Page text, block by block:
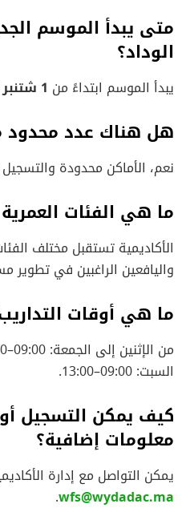
متى يبدأ الموسم
الوداد؟
يبدأ الموسم ابتداءً من 1 شتنبر 2025
هل هناك عدد محدود
نعم، الأماكن محدودة
ما هي الفئات
الأكاديمية تستقبل مختلف
واليافعين الراغبين في تطوير
ما هي أوقات
من الإثنين إلى الجمعة: 09:00–12:30 و13:45–17:00.
السبت: 09:00–13:00.
كيف يمكن التسجيل
معلومات إضافية؟
يمكن التواصل مع إدارة
wfs@wydadac.ma
.